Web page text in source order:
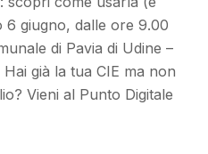
6 giugno, dalle ore 9.00
di Pavia di Udine –
già la tua CIE ma non
Vieni al Punto Digitale